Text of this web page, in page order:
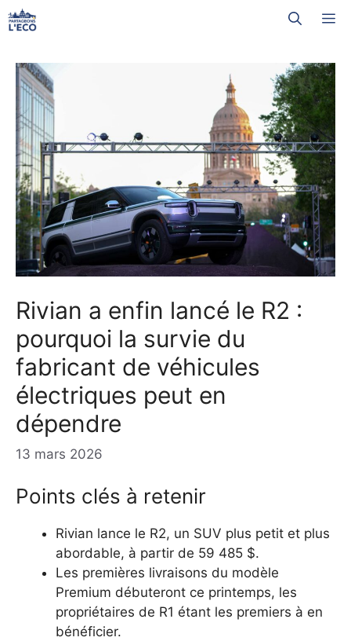
Aller
au
Rivian a enfin lancé le R2 :
pourquoi la survie du
fabricant de véhicules
électriques peut en
dépendre
13 mars 2026
Points clés à retenir
Rivian lance le R2, un SUV plus petit et plus
abordable, à partir de 59 485 $.
Les premières livraisons du modèle
Premium débuteront ce printemps, les
propriétaires de R1 étant les premiers à en
bénéficier.